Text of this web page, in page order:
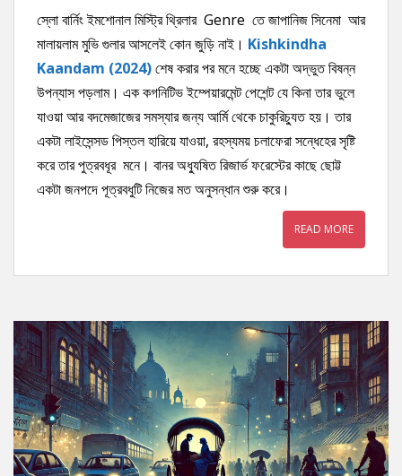
স্লো বার্নিং ইমশোনাল মিস্ট্রি থ্রিলার Genre তে জাপানিজ সিনেমা আর
মালায়লাম মুভি গুলার আসলেই কোন জুড়ি নাই। Kishkindha
Kaandam (2024)শেষ করার পর মনে হচ্ছে একটা অদ্ভুত বিষন্ন
উপন্যাস পড়লাম। এক কগনিটিভ ইম্পেয়ারমেন্ট পেশেন্ট যে কিনা তার ভুলে
যাওয়া আর বদমেজাজের সমস্যার জন্য আর্মি থেকে চাকুরিচ্যুত হয়। তার
একটা লাইসেন্সড পিস্তল হারিয়ে যাওয়া, রহস্যময় চলাফেরা সন্ধেহের সৃষ্টি
করে তার পুত্রবধূর মনে। বানর অধ্যুষিত রিজার্ভ ফরেস্টের কাছে ছোট্ট
একটা জনপদে পূত্রবধুটি নিজের মত অনুসন্ধান শুরু করে।
READ MORE